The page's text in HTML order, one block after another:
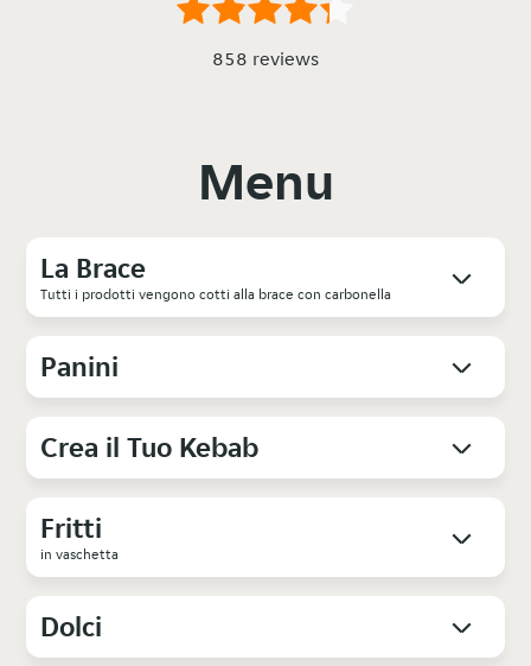
858 reviews
Menu
La Brace
Tutti i prodotti vengono cotti alla brace con carbonella
Panini
Crea il Tuo Kebab
Fritti
in vaschetta
Dolci